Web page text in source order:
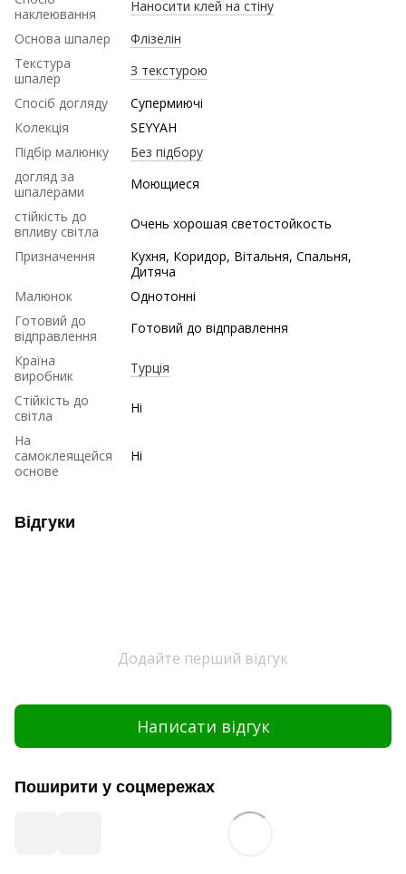
наклеювання
Наносити клей на стіну
Основа шпалер
Флізелін
Текстура
шпалер
З текстурою
Спосіб догляду
Супермиючі
Колекція
SEYYAH
Підбір малюнку
Без підбору
догляд за
шпалерами
Моющиеся
стійкість до
впливу світла
Очень хорошая светостойкость
Призначення
Кухня, Коридор, Вітальня, Спальня,
Дитяча
Малюнок
Однотонні
Готовий до
відправлення
Готовий до відправлення
Країна
виробник
Турція
Стійкість до
світла
Ні
На
самоклеящейся
основе
Ні
Відгуки
Додайте перший відгук
Написати відгук
Поширити у соцмережах